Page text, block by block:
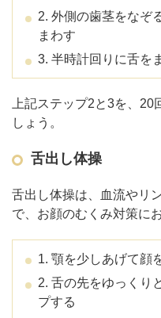
2. 外側の歯茎をなぞ
まわす
3. 半時計回りに舌を
上記ステップ2と3を、
しょう。
舌出し体操
舌出し体操は、血流やリ
で、お顔のむくみ対策に
1. 顎を少しあげて顔
2. 舌の先をゆっくり
プする